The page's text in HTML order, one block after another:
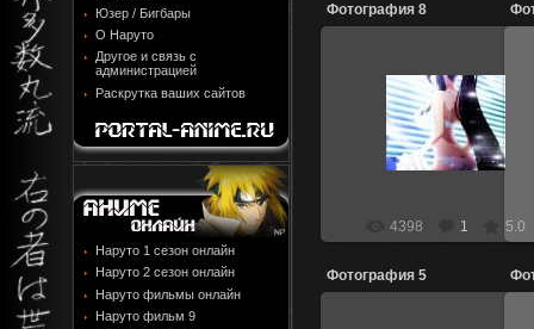
Юзер / Бигбары
О Наруто
Другое и связь с
администрацией
Раскрутка ваших сайтов
Наруто 1 сезон онлайн
Наруто 2 сезон онлайн
Наруто фильмы онлайн
Наруто фильм 9
Фотография 8
27.04.2011
dio_wind
4398 1 5.0
Фотография 5